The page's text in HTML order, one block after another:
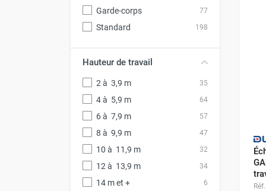
FOURNITURES
Garde-corps 77
Standard 198
Hauteur de travail
2 à 3,9 m 35
4 à 5,9 m 64
6 à 7,9 m 57
8 à 9,9 m 47
10 à 11,9 m 32
12 à 13,9 m 34
14 m et + 6